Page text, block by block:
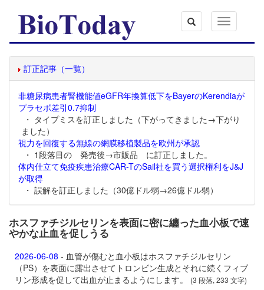
Toggle
navigation
訂正記事（一覧）
非糖尿病患者腎機能値eGFR年換算低下をBayerのKerendiaが
プラセボ差引0.7抑制
・ タイプミスを訂正しました（下がってきました→下がり
ました）
視力を回復する無線の網膜移植製品を欧州が承認
・ 1段落目の 発売後→市販品 に訂正しました。
体内仕立て免疫疾患治療CAR-TのSail社を買う選択権利をJ&J
が取得
・ 誤解を訂正しました（30億ドル弱→26億ドル弱）
ホスファチジルセリンを表面に密に纏った血小板で速
やかな止血を促しうる
2026-06-08 - 血管が傷むと血小板はホスファチジルセリン
（PS）を表面に露出させてトロンビン生成とそれに続くフィブ
リン形成を促して出血が止まるようにします。
(3 段落, 233 文字)